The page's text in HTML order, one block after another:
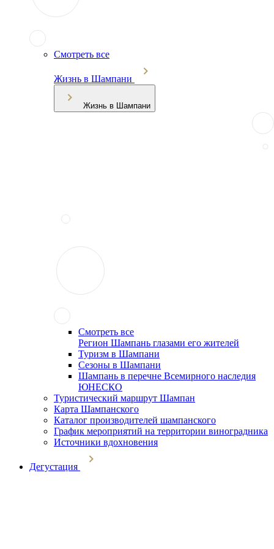
Смотреть все
Жизнь в Шампани
Жизнь в Шампани
Смотреть все
Регион Шампань глазами его жителей
Туризм в Шампани
Сезоны в Шампани
Шампань в перечне Всемирного наследия
ЮНЕСКО
Туристический маршрут Шампан
Карта Шампанского
Каталог производителей шампанского
График мероприятий на территории виноградника
Источники вдохновения
Дегустация